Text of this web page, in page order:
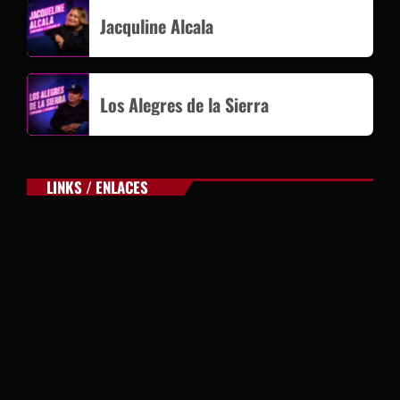
Jacquline Alcala
Los Alegres de la Sierra
LINKS / ENLACES